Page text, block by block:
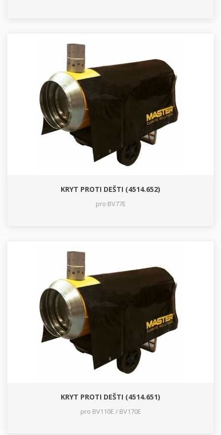
KRYT PROTI DEŠTI (4514.652)
pro BV77E
KRYT PROTI DEŠTI (4514.651)
pro BV110E / BV170E